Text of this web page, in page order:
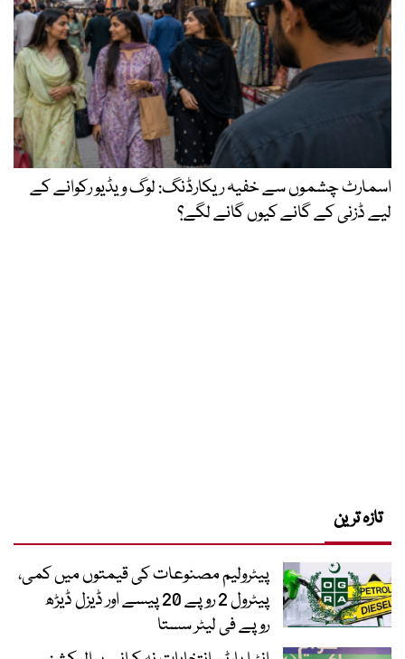
اسمارٹ چشموں سے خفیہ ریکارڈنگ: لوگ ویڈیو رکوانے کے
لیے ڈزنی کے گانے کیوں گانے لگے؟
تازہ ترین
پیٹرولیم مصنوعات کی قیمتوں میں کمی،
پیٹرول 2 روپے 20 پیسے اور ڈیزل ڈیڑھ
روپے فی لیٹر سستا